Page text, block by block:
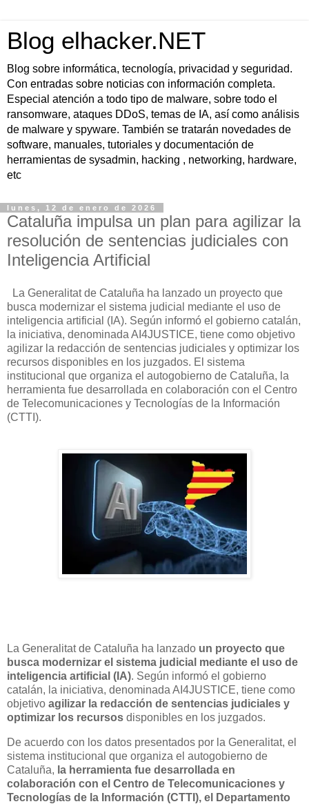
Blog elhacker.NET
Blog sobre informática, tecnología, privacidad y seguridad.
Con entradas sobre noticias con información completa.
Especial atención a todo tipo de malware, sobre todo el
ransomware, ataques DDoS, temas de IA, así como análisis
de malware y spyware. También se tratarán novedades de
software, manuales, tutoriales y documentación de
herramientas de sysadmin, hacking , networking, hardware,
etc
lunes, 12 de enero de 2026
Cataluña impulsa un plan para agilizar la
resolución de sentencias judiciales con
Inteligencia Artificial
La Generalitat de Cataluña ha lanzado un proyecto que
busca modernizar el sistema judicial mediante el uso de
inteligencia artificial (IA). Según informó el gobierno catalán,
la iniciativa, denominada AI4JUSTICE, tiene como objetivo
agilizar la redacción de sentencias judiciales y optimizar los
recursos disponibles en los juzgados. El sistema
institucional que organiza el autogobierno de Cataluña, la
herramienta fue desarrollada en colaboración con el Centro
de Telecomunicaciones y Tecnologías de la Información
(CTTI).
La Generalitat de Cataluña ha lanzado un proyecto que
busca modernizar el sistema judicial mediante el uso de
inteligencia artificial (IA). Según informó el gobierno
catalán, la iniciativa, denominada AI4JUSTICE, tiene como
objetivo agilizar la redacción de sentencias judiciales y
optimizar los recursos disponibles en los juzgados.
De acuerdo con los datos presentados por la Generalitat, el
sistema institucional que organiza el autogobierno de
Cataluña, la herramienta fue desarrollada en
colaboración con el Centro de Telecomunicaciones y
Tecnologías de la Información (CTTI), el Departamento